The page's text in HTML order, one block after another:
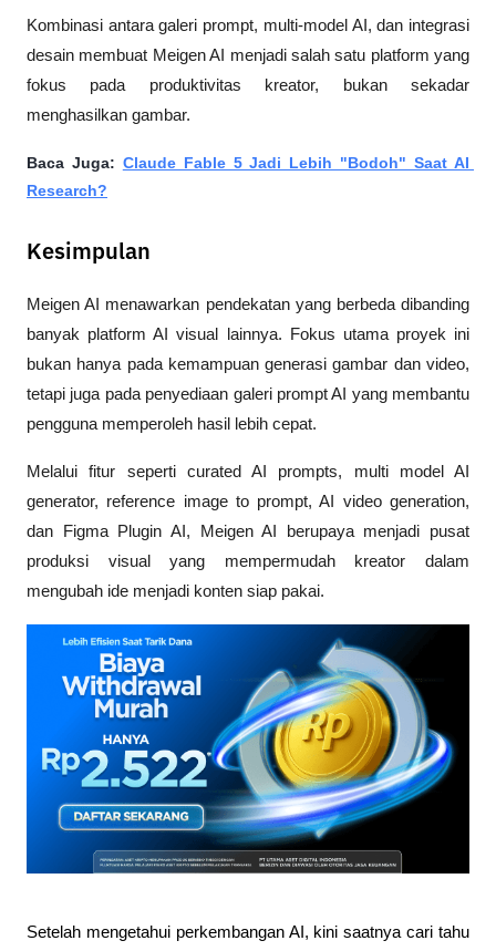
Kombinasi antara galeri prompt, multi-model AI, dan integrasi
desain membuat Meigen AI menjadi salah satu platform yang
fokus pada produktivitas kreator, bukan sekadar
menghasilkan gambar.
Baca Juga: Claude Fable 5 Jadi Lebih "Bodoh" Saat AI
Research?
Kesimpulan
Meigen AI menawarkan pendekatan yang berbeda dibanding
banyak platform AI visual lainnya. Fokus utama proyek ini
bukan hanya pada kemampuan generasi gambar dan video,
tetapi juga pada penyediaan galeri prompt AI yang membantu
pengguna memperoleh hasil lebih cepat.
Melalui fitur seperti curated AI prompts, multi model AI
generator, reference image to prompt, AI video generation,
dan Figma Plugin AI, Meigen AI berupaya menjadi pusat
produksi visual yang mempermudah kreator dalam
mengubah ide menjadi konten siap pakai.
Setelah mengetahui perkembangan AI, kini saatnya cari tahu